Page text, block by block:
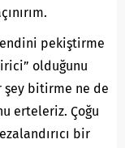
pekiştirme
olduğunu
şey bitirme ne de
erteleriz. Çoğu
bir